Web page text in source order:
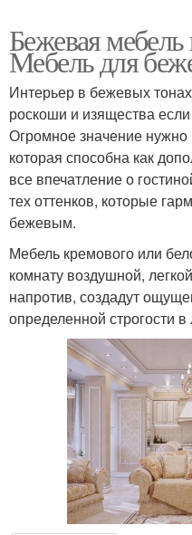
Бежевая мебель
Мебель для
Интерьер в бежевых
роскоши и изящества
Огромное значение
которая способна как
все впечатление о
тех оттенков, которые
бежевым.
Мебель кремового или
комнату воздушной,
напротив, создадут
определенной строгости в